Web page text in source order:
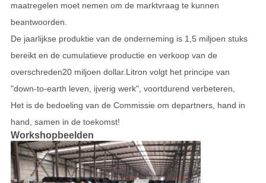
maatregelen moet nemen om de marktvraag te kunnen
beantwoorden.
De jaarlijkse produktie van de onderneming is 1,5 miljoen stuks
bereikt en de cumulatieve productie en verkoop van de
overschreden20 miljoen dollar. Litron volgt het principe van
"down-to-earth leven, ijverig werk", voortdurend verbeteren,
Het is de bedoeling van de Commissie om departners, hand in
hand, samen in de toekomst!
Workshopbeelden